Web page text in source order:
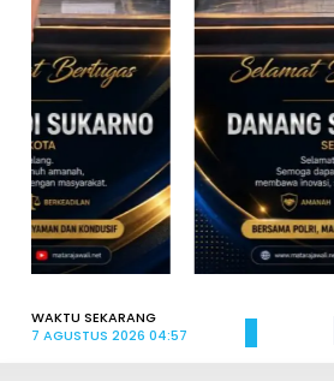
WAKTU SEKARANG
7 AGUSTUS 2026 04:57